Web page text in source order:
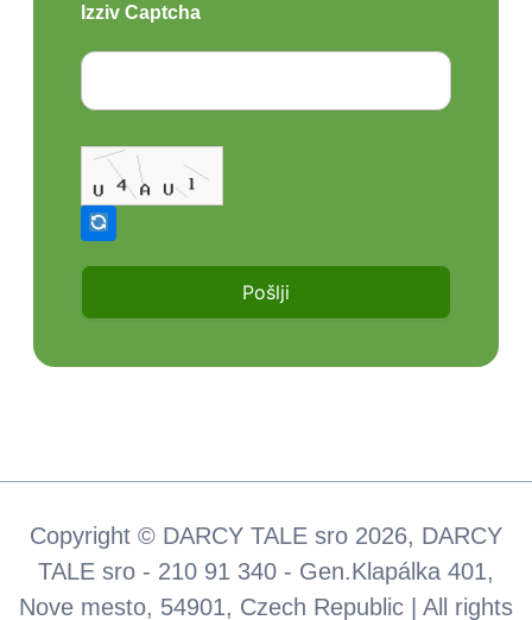
Izziv Captcha
Copyright © DARCY TALE sro 2026, DARCY
TALE sro - 210 91 340 - Gen.Klapálka 401,
Nove mesto, 54901, Czech Republic | All rights